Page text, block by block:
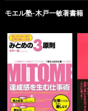
モエル塾-木戸一敏著書籍